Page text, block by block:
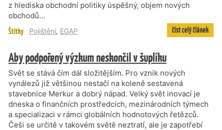
z hlediska obchodní politiky úspěšný, objem nových
obchodů…
Štítky Pojištění, EGAP číst celý článek
Aby podpořený výzkum neskončil v šuplíku
Svět se stává čím dál složitějším. Pro vznik nových
vynálezů již většinou nestačí na koleně sestavená
stavebnice Merkur a dobrý nápad. Velký svět inovací je
dneska o finančních prostředcích, mezinárodních týmech
a specializaci v rámci globálních hodnotových řetězců.
Češi se určitě v takovém světě neztratí, ale je zapotřebí